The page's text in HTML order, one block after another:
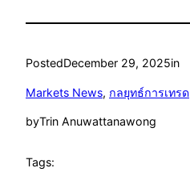
PostedDecember 29, 2025in
Markets News, กลยุทธ์การเทรด
byTrin Anuwattanawong
Tags: